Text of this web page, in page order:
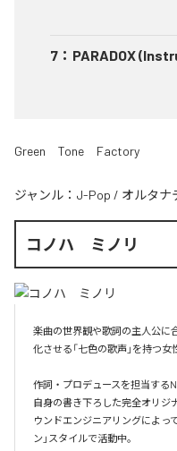
7 ： PARADOX
Green Tone Factory
ジャンル： J-Pop / オルタナ
コノハ ミノリ
楽曲の世界観や歌詞の主人公に
化させる「七色の歌声」を持つ
作詞・プロデュースを担当する
自身の書き下ろした完全オリジ
ウンドエンジニアリングによっ
ン」スタイルで活動中。